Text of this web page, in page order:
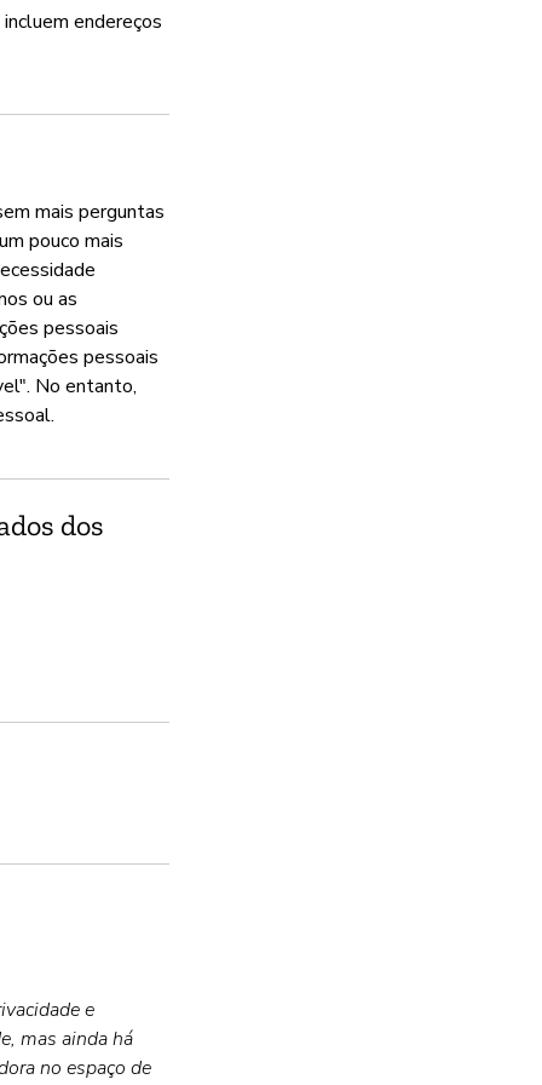
endereços
mais perguntas
pouco mais
ou as
pessoais
pessoais
No entanto,
dos
e
mas ainda há
no espaço de